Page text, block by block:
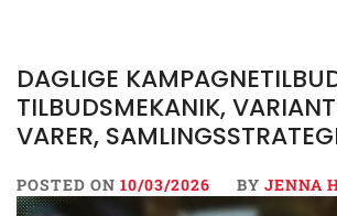
DAGLIGE
TILBUDSMEKANIK,
VARER,
POSTED ON 10/03/2026 BY JENNA